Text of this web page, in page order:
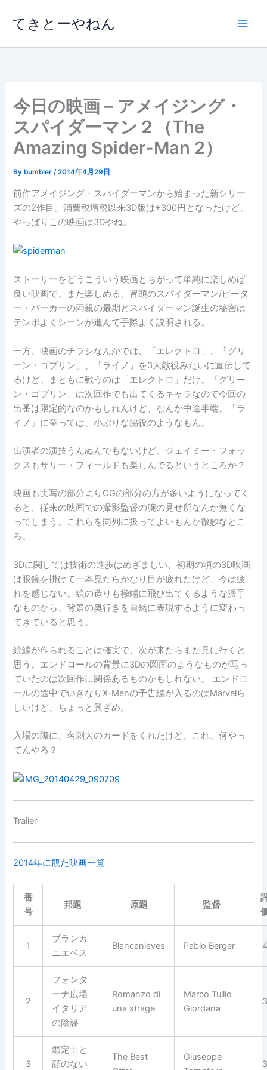
ス
てきとーやねん
今日の映画 – アメイジング・
スパイダーマン２（The
Amazing Spider-Man 2）
By bumbler/2014年4月29日
前作アメイジング・スパイダーマンから始まった新シリー
ズの2作目。消費税増税以来3D版は+300円となったけど、
やっぱりこの映画は3Dやね。
ストーリーをどうこういう映画とちがって単純に楽しめば
良い映画で、また楽しめる。冒頭のスパイダーマン/ピータ
ー・パーカーの両親の最期とスパイダーマン誕生の秘密は
テンポよくシーンが進んで手際よく説明される。
一方、映画のチラシなんかでは、「エレクトロ」、「グリ
ーン・ゴブリン」、「ライノ」を3大敵役みたいに宣伝して
るけど、まともに戦うのは「エレクトロ」だけ。「グリー
ン・ゴブリン」は次回作でも出てくるキャラなので今回の
出番は限定的なのかもしれんけど、なんか中途半端。「ラ
イノ」に至っては、小ぶりな脇役のようなもん。
出演者の演技うんぬんでもないけど、ジェイミー・フォッ
クスもサリー・フィールドも楽しんでるというところか？
映画も実写の部分よりCGの部分の方が多いようになってく
ると、従来の映画での撮影監督の腕の見せ所なんか無くな
ってしまう。これらを同列に扱ってよいもんか微妙なとこ
ろ。
3Dに関しては技術の進歩はめざましい。初期の頃の3D映画
は眼鏡を掛けて一本見たらかなり目が疲れたけど、今は疲
れを感じない。絵の造りも極端に飛び出てくるような派手
なものから、背景の奥行きを自然に表現するように変わっ
てきていると思う。
続編が作られることは確実で、次が来たらまた見に行くと
思う。エンドロールの背景に3Dの図面のようなものが写っ
ていたのは次回作に関係あるものかもしれない。 エンドロ
ールの途中でいきなりX-Menの予告編が入るのはMarvelら
しいけど、ちょっと興ざめ。
入場の際に、名刺大のカードをくれたけど、これ、何やっ
てんやろ？
Trailer
2014年に観た映画一覧
番
号
邦題 原題 監督
1
ブランカ
ニエベス
Blancanieves Pablo Berger 4
2
フォンタ
ーナ広場
イタリア
の陰謀
Romanzo di
una strage
Marco Tullio
Giordana
3
3
鑑定士と
顔のない
The Best
Giuseppe
3